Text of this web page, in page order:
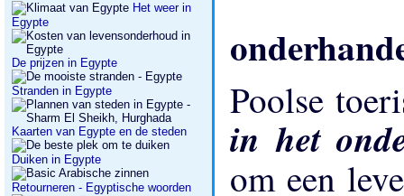
Het weer in
Egypte
De prijzen in Egypte
Stranden in Egypte
Kaarten van Egypte en de steden
Duiken in Egypte
Retourneren - Egyptische woorden
Poolse
in het
om een